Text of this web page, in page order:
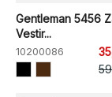
Gentleman 5456
Vestir...
10200086